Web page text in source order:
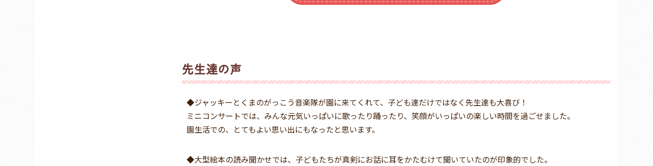
先生達の声
◆ジャッキーとくまのがっこう音楽隊が園に来てくれて、子ども達だけではなく先生達も大喜び！
ミニコンサートでは、みんな元気いっぱいに歌ったり踊ったり、笑顔がいっぱいの楽しい時間を過ごせました。
園生活での、とてもよい思い出にもなったと思います。
◆大型絵本の読み聞かせでは、子どもたちが真剣にお話に耳をかたむけて聞いていたのが印象的でした。